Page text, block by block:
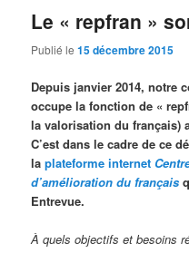
Le « repfran »
Publié le15 décembre 2015
Depuis janvier 2014, notre
occupe la fonction de «
la valorisation du français)
C’est dans le cadre de ce
laplateforme internet
d’amélioration du français
Entrevue.
À quels objectifs et besoins